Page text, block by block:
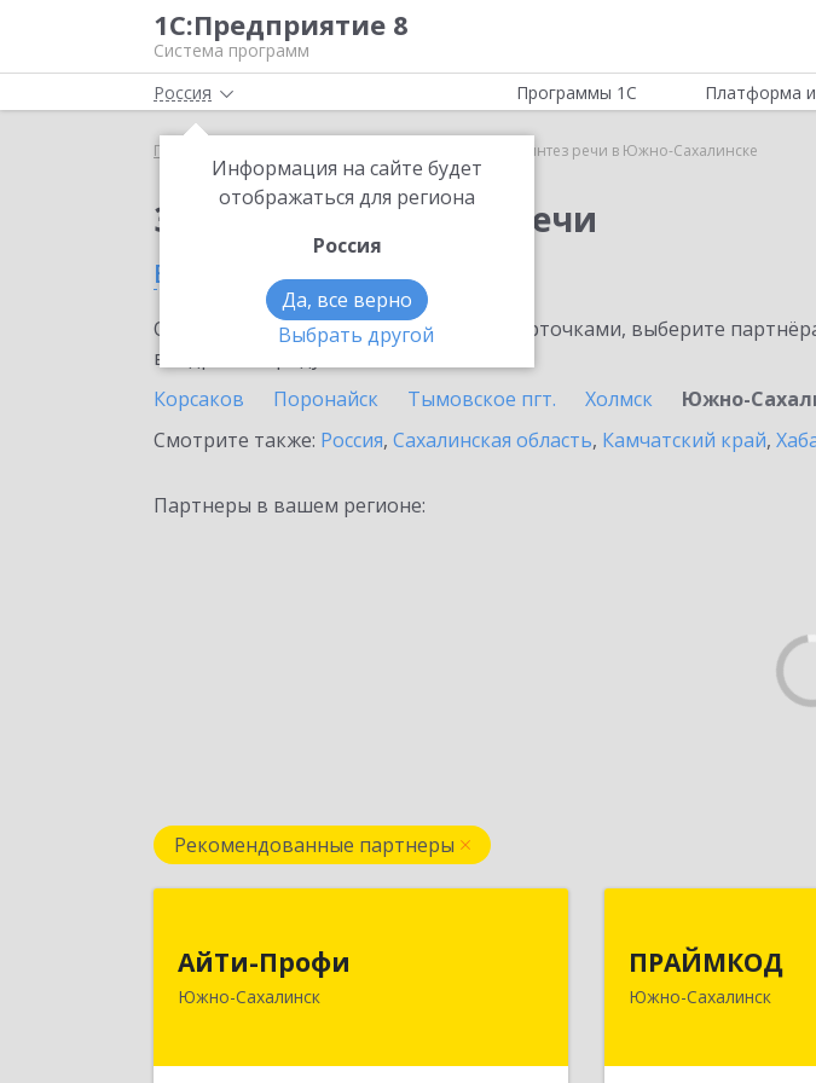
1С:Предприятие 8
Система программ
Россия
Информация на сайте будет
отображаться для региона
Россия
Да, все верно
Выбрать другой
Программы 1С Платформа
Главная 1С:Синтез речи в Южно-Сахалинске
Заказать 1С:Синтез речи
в Южно-Сахалинске
Ознакомьтесь с информационными карточками, выберите
внедрение продукта.
Корсаков
Поронайск Тымовское пгт. Холмск Южно-
Смотрите также: Россия, Сахалинская область, Камчатский край,
Партнеры в вашем регионе:
Рекомендованные партнеры
АйТи-Профи
Южно-Сахалинск
693023, Сахалинская обл, город
Южно-Сахалинск г.о., Южно-
№ 4
ПРАЙМКОД
Южно-Сахалинск
693020,
Южно-Сахалинск,